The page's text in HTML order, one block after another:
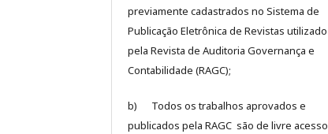
previamente cadastrados no Sistema de
Publicação Eletrônica de Revistas utilizado
pela Revista de Auditoria Governança e
Contabilidade (RAGC);
b) Todos os trabalhos aprovados e
publicados pela RAGC são de livre acesso